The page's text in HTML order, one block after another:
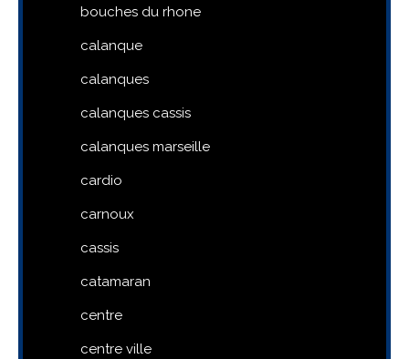
bouches du rhone
calanque
calanques
calanques cassis
calanques marseille
cardio
carnoux
cassis
catamaran
centre
centre ville